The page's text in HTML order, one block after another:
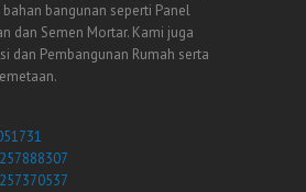
bangunan seperti Panel
dan Semen Mortar. Kami juga
dan Pembangunan Rumah serta